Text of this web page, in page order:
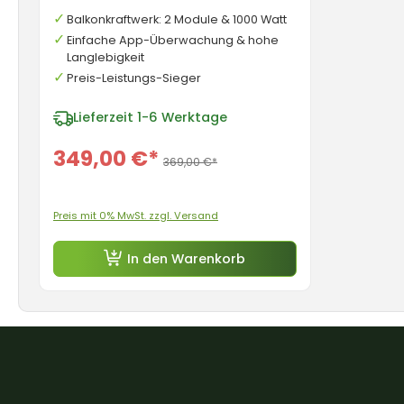
Lieferzeit 1-6 Werktage
349,00 €* 369,00 €*
Preis mit 0% MwSt. zzgl. Versand
Balkonkraftwerk: 2 Module & 1000 Watt
Einfache App-Überwachung & hohe
Langlebigkeit
Preis-Leistungs-Sieger
In den Warenkorb